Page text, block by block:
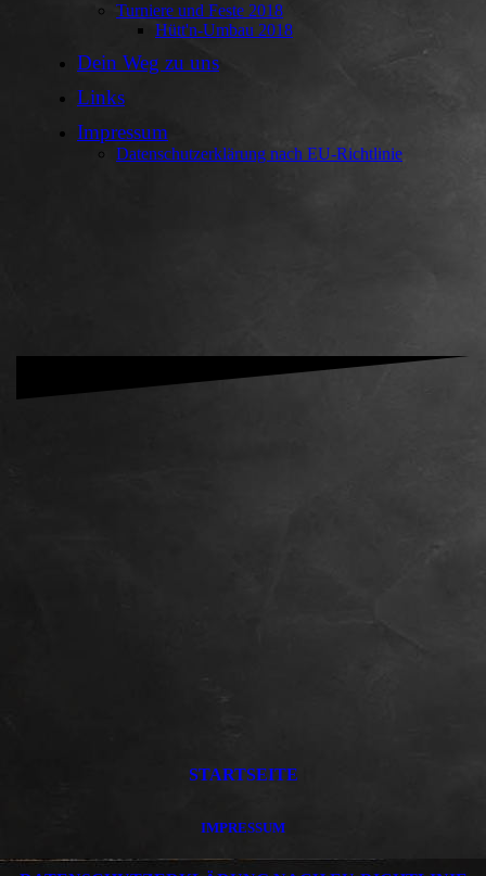
Turniere und Feste 2018
Hütt'n-Umbau 2018
Dein Weg zu uns
Links
Impressum
Datenschutzerklärung nach EU-Richtlinie
STARTSEITE
IMPRESSUM